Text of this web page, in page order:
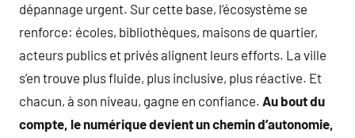
dépannage urgent. Sur cette base, l’écosystème se
renforce: écoles, bibliothèques, maisons de quartier,
acteurs publics et privés alignent leurs efforts. La ville
s’en trouve plus fluide, plus inclusive, plus réactive. Et
chacun, à son niveau, gagne en confiance. Au bout du
compte, le numérique devient un chemin d’autonomie,